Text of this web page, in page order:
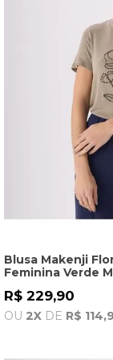
Blusa Makenji
Feminina Verde
R$ 229,90
OU 2X DE R$